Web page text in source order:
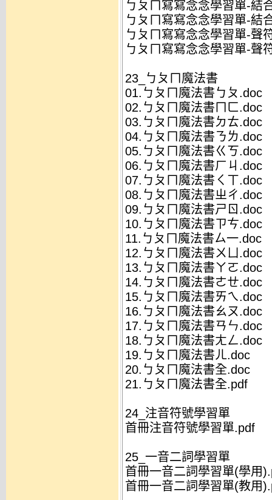
ㄅㄆㄇ寫寫念念學習單-結
ㄅㄆㄇ寫寫念念學習單-結
ㄅㄆㄇ寫寫念念學習單-聲
ㄅㄆㄇ寫寫念念學習單-聲
23_ㄅㄆㄇ魔法書
01.ㄅㄆㄇ魔法書ㄅㄆ.doc
02.ㄅㄆㄇ魔法書ㄇㄈ.doc
03.ㄅㄆㄇ魔法書ㄉㄊ.doc
04.ㄅㄆㄇ魔法書ㄋㄌ.doc
05.ㄅㄆㄇ魔法書ㄍㄎ.doc
06.ㄅㄆㄇ魔法書ㄏㄐ.doc
07.ㄅㄆㄇ魔法書ㄑㄒ.doc
08.ㄅㄆㄇ魔法書ㄓㄔ.doc
09.ㄅㄆㄇ魔法書ㄕㄖ.doc
10.ㄅㄆㄇ魔法書ㄗㄘ.doc
11.ㄅㄆㄇ魔法書ㄙ一.doc
12.ㄅㄆㄇ魔法書ㄨㄩ.doc
13.ㄅㄆㄇ魔法書ㄚㄛ.doc
14.ㄅㄆㄇ魔法書ㄜㄝ.doc
15.ㄅㄆㄇ魔法書ㄞㄟ.doc
16.ㄅㄆㄇ魔法書ㄠㄡ.doc
17.ㄅㄆㄇ魔法書ㄢㄣ.doc
18.ㄅㄆㄇ魔法書ㄤㄥ.doc
19.ㄅㄆㄇ魔法書ㄦ.doc
20.ㄅㄆㄇ魔法書全.doc
21.ㄅㄆㄇ魔法書全.pdf
24_注音符號學習單
首冊注音符號學習單.pdf
25_一音二詞學習單
首冊一音二詞學習單(學用
首冊一音二詞學習單(教用